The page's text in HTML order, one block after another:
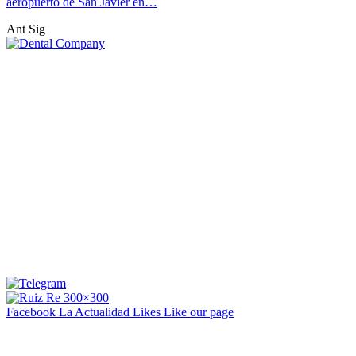
Ant Sig
Facebook La Actualidad Likes Like our page